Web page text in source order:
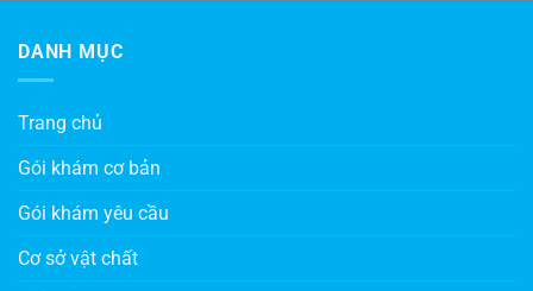
DANH MỤC
Trang chủ
Gói khám cơ bản
Gói khám yêu cầu
Cơ sở vật chất